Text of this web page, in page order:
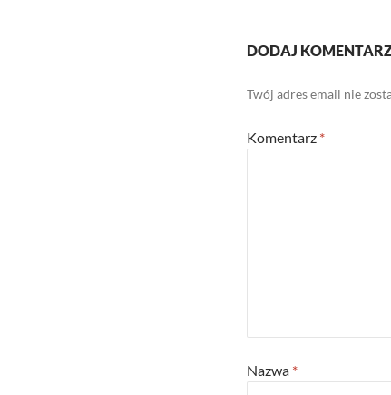
DODAJ
Twój adres email nie
Komentarz *
Nazwa *